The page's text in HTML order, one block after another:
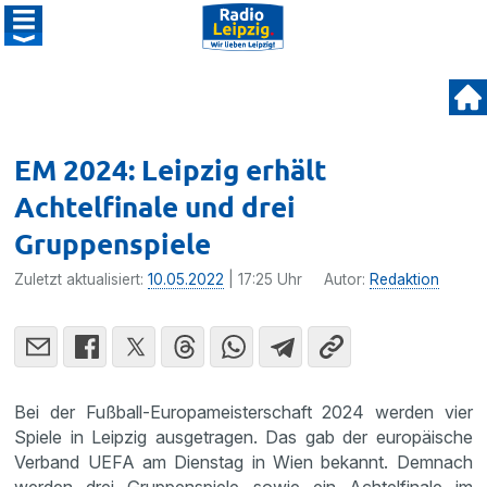
EM 2024: Leipzig erhält
Achtelfinale und drei
Gruppenspiele
Zuletzt aktualisiert:10.05.2022 | 17:25 Uhr Autor: Redaktion
Bei der Fußball-Europameisterschaft 2024 werden vier
Spiele in Leipzig ausgetragen. Das gab der europäische
Verband UEFA am Dienstag in Wien bekannt. Demnach